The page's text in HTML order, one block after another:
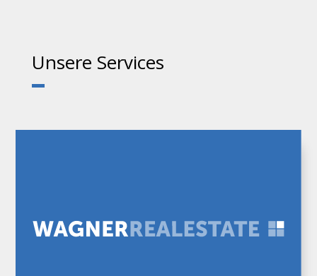
Unsere Services